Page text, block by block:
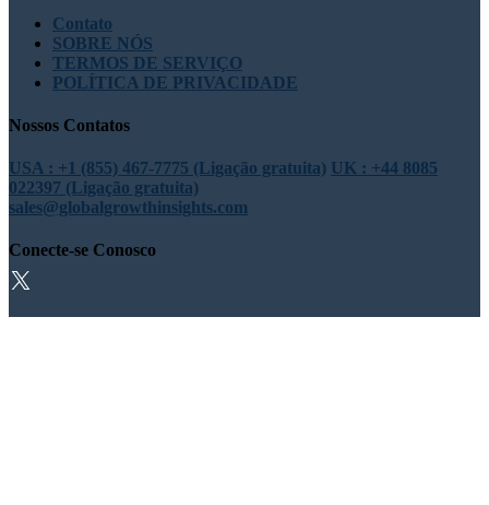
Contato
SOBRE NÓS
TERMOS DE SERVIÇO
POLÍTICA DE PRIVACIDADE
Nossos Contatos
USA : +1 (855) 467-7775 (Ligação gratuita) UK : +44 8085
022397 (Ligação gratuita)
sales@globalgrowthinsights.com
Conecte-se Conosco